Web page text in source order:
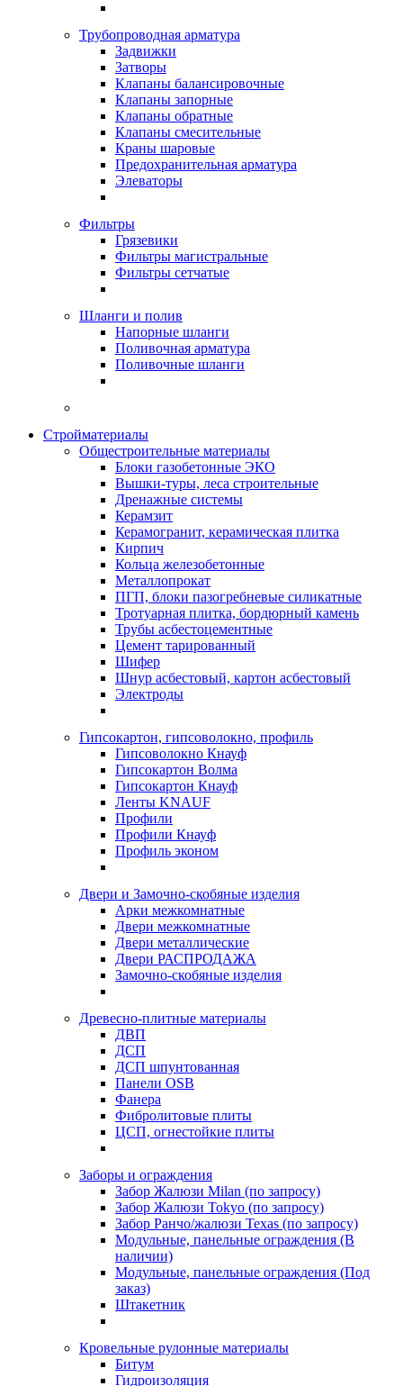
Трубопроводная арматура
Задвижки
Затворы
Клапаны балансировочные
Клапаны запорные
Клапаны обратные
Клапаны смесительные
Краны шаровые
Предохранительная арматура
Элеваторы
Фильтры
Грязевики
Фильтры магистральные
Фильтры сетчатые
Шланги и полив
Напорные шланги
Поливочная арматура
Поливочные шланги
Стройматериалы
Oбщестроительные материалы
Блоки газобетонные ЭКО
Вышки-туры, леса строительные
Дренажные системы
Керамзит
Керамогранит, керамическая плитка
Кирпич
Кольца железобетонные
Металлопрокат
ПГП, блоки пазогребневые силикатные
Тротуарная плитка, бордюрный камень
Трубы асбестоцементные
Цемент тарированный
Шифер
Шнур асбестовый, картон асбестовый
Электроды
Гипсокартон, гипсоволокно, профиль
Гипсоволокно Кнауф
Гипсокартон Волма
Гипсокартон Кнауф
Ленты KNAUF
Профили
Профили Кнауф
Профиль эконом
Двери и Замочно-скобяные изделия
Арки межкомнатные
Двери межкомнатные
Двери металлические
Двери РАСПРОДАЖА
Замочно-скобяные изделия
Древесно-плитные материалы
ДВП
ДСП
ДСП шпунтованная
Панели OSB
Фанера
Фибролитовые плиты
ЦСП, огнестойкие плиты
Заборы и ограждения
Забор Жалюзи Milan (по запросу)
Забор Жалюзи Tokyo (по запросу)
Забор Ранчо/жалюзи Texas (по запросу)
Модульные, панельные ограждения (В
наличии)
Модульные, панельные ограждения (Под
заказ)
Штакетник
Кровельные рулонные материалы
Битум
Гидроизоляция